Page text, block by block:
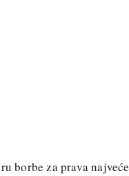
borbe za prava najveće